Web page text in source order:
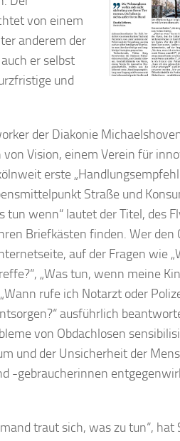
von einem
anderem der
er selbst
und
der Diakonie
Vision, einem Verein für
erste
Straße und
tun wenn“ lautet der Titel, des
Briefkästen finden. Wer den
auf der Fragen wie
„Was tun, wenn meine
rufe ich Notarzt oder
ausführlich
von Obdachlosen
und der Unsicherheit der
-gebraucherinnen
traut sich, was zu tun“,